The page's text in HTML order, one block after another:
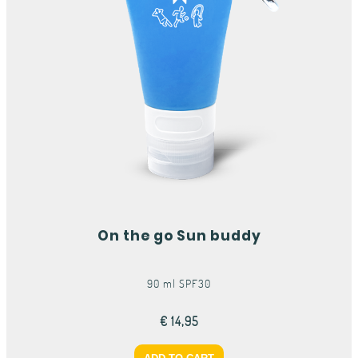
On the go Sun buddy
90 ml SPF30
€ 14,95